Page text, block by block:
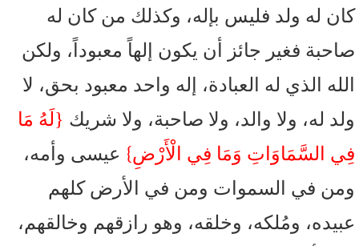
كان له ولد فليس بإله، وكذلك من كان له
صاحبة فغير جائز أن يكون إلهاً معبوداً، ولكن
الله الذي له العبادة، إله واحد معبود بحق، لا
ولد له، ولا والد، ولا صاحبة، ولا شريك {لَهُ مَا
فِي السَّمَاوَاتِ وَمَا فِي الْأَرْضِ} عيسى وأمه،
ومن في السموات ومن في الأرض كلهم
عبيده، ومُلكه، وخلقه، وهو رازقهم وخالقهم،